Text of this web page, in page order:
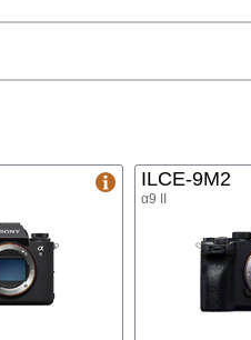
ILCE-9M2
α9 II